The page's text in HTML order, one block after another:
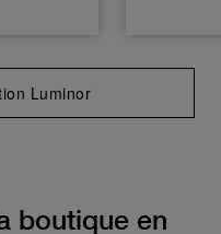
Luminor
boutique en